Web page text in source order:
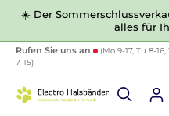
☀️ Der
alles für
Rufen Sie uns an
(Mo 9-17, Tu 8-
7-15)